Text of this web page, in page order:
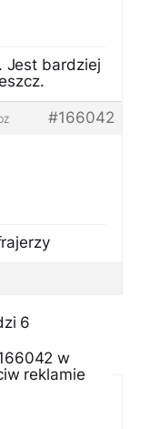
Jest bardziej
#166042
6
w
reklamie